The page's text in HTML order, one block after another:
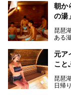
して
指定
の史
琵琶
朝か
の湯
琵琶
ある
今回
晩ま
違い
───
元ア
こと
琵琶
日帰